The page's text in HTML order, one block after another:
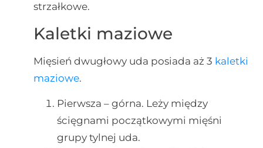
strzałkowe.
Kaletki maziowe
Mięsień dwugłowy uda posiada aż 3 kaletki
maziowe.
Pierwsza – górna. Leży między
ścięgnami początkowymi mięśni
grupy tylnej uda.